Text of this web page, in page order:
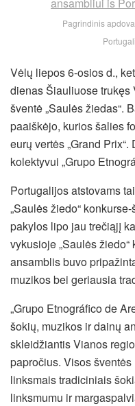
Pagrindinis
Vėlų liepos 6-osios d.,
dienas Šiauliuose trukęs
šventė „Saulės žiedas“.
paaiškėjo, kurios šalies
eurų vertės „Grand
kolektyvui „Grupo
Portugalijos atstovams
„Saulės žiedo“
pakylos lipo jau trečiąjį
vykusioje „Saulės
ansamblis buvo
muzikos bei geriausia
„Grupo Etnográfico de
šokių, muzikos ir dainų
skleidžiantis Vianos
papročius. Visos
linksmais tradiciniais
linksmumu ir